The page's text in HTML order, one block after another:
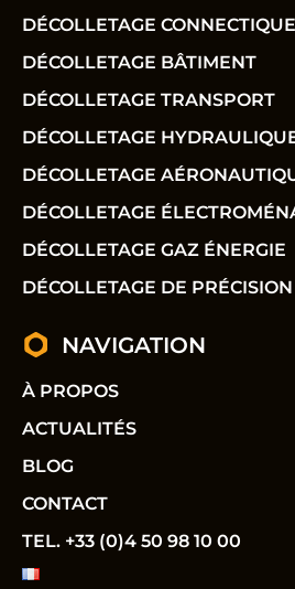
DÉCOLLETAGE CONNECTIQUE
DÉCOLLETAGE BÂTIMENT
DÉCOLLETAGE TRANSPORT
DÉCOLLETAGE
DÉCOLLETAGE
DÉCOLLETAGE
DÉCOLLETAGE GAZ ÉNERGIE
DÉCOLLETAGE DE
NAVIGATION
À PROPOS
ACTUALITÉS
BLOG
CONTACT
TEL. +33 (0)4 50 98 10 00